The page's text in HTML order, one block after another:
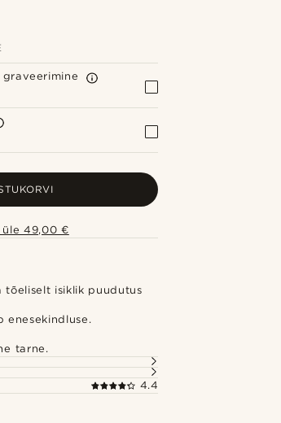
üle 49,00 €
tõeliselt isiklik puudutus
enesekindluse.
tarne.
4.4